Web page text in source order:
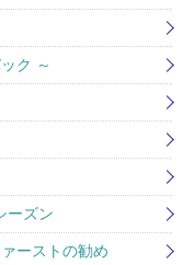
ク ～
ーズン
ーストの勧め